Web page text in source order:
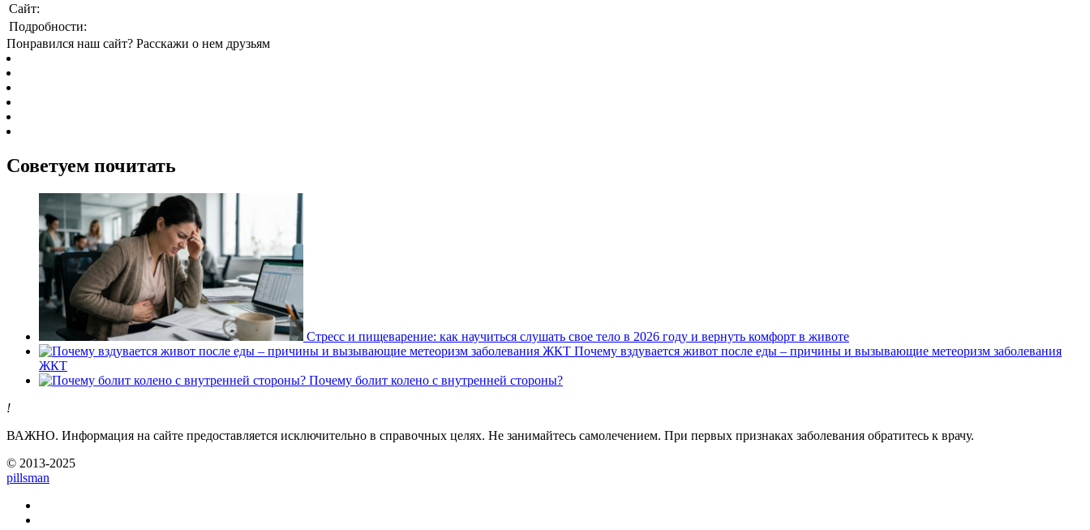
Сайт:
Подробности:
Понравился наш сайт? Расскажи о нем друзьям
Советуем почитать
Стресс и пищеварение: как научиться слушать свое тело в 2026 году и вернуть комфорт в животе
Почему вздувается живот после еды – причины и вызывающие метеоризм заболевания
ЖКТ
Почему болит колено с внутренней стороны?
!
ВАЖНО. Информация на сайте предоставляется исключительно в справочных целях. Не занимайтесь самолечением. При первых признаках заболевания обратитесь к врачу.
© 2013-2025
pillsman